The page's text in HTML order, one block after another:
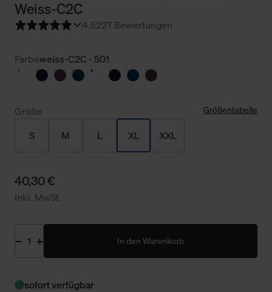
Weiss-C2C
4.5227 Bewertungen
Farbeweiss-C2C - 501
Größe Größentabelle
S M L XL XXL
40,30 €
inkl. MwSt.
In den Warenkorb
sofort verfügbar